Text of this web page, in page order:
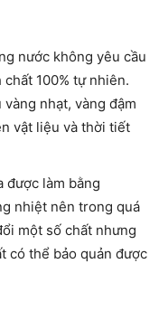
nước không yêu cầu
100% tự nhiên.
nhạt, vàng đậm
vật liệu và thời tiết
được làm bằng
nhiệt nên trong quá
một số chất nhưng
có thể bảo quản được